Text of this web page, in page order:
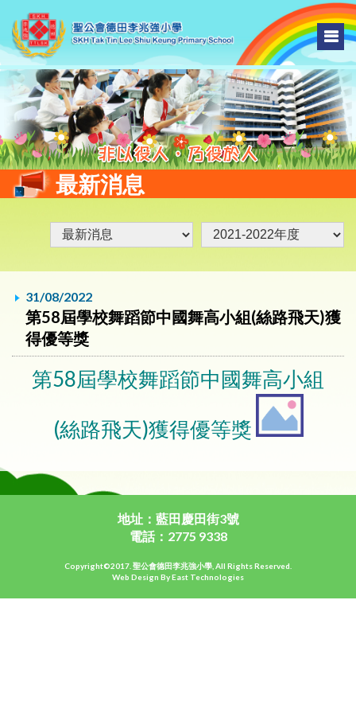
最新消息
31/08/2022
第58屆學校舞蹈節中國舞高小組(絲路飛天)獲
得優等獎
第58屆學校舞蹈節中國舞高小組
(絲路飛天)獲得優等獎
地址：藍田慶田街3號
電話：2775 9338
Copyright©2017. 聖公會德田李兆強小學, All Rights Reserved.
Web Design By East Technologies